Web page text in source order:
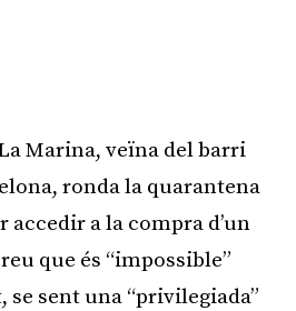
Marina, veïna del barri
ronda la quarantena
a la compra d’un
que és “impossible”
se sent una “privilegiada”